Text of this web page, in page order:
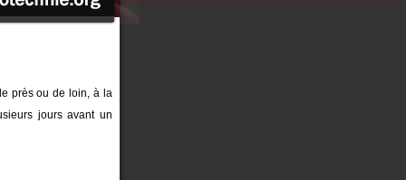
près ou de loin, à la
jours avant un